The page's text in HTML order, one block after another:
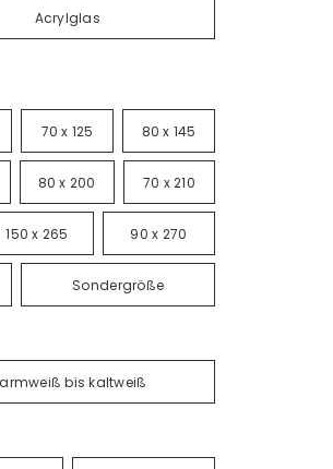
Acrylglas
70 x 125 80 x 145
80 x 200 70 x 210
150 x 265 90 x 270
Sondergröße
bis kaltweiß